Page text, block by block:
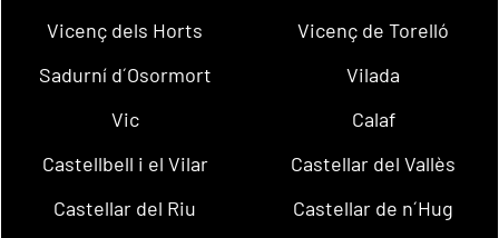
Vicenç dels Horts
Vicenç de Torelló
Sadurní d´Osormort
Vilada
Vic
Calaf
Castellbell i el Vilar
Castellar del Vallès
Castellar del Riu
Castellar de n´Hug